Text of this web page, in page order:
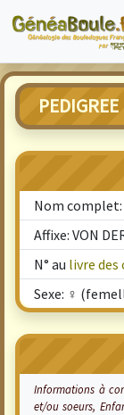
Nom complet:
Affixe: VON
N° au livre des
Sexe: ♀
Informations à
et/ou soeurs,